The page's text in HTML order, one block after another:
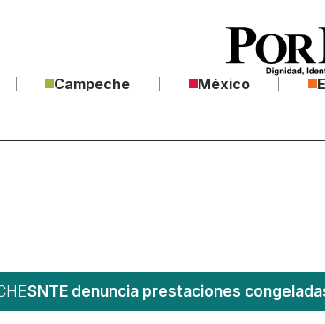
Campeche México
SNTE denuncia prestaciones